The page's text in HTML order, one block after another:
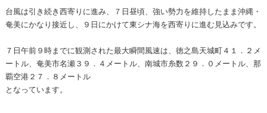
台風は引き続き西寄りに進み、７日昼頃、強い勢力を維持したまま沖縄・
奄美にかなり接近し、９日にかけて東シナ海を西寄りに進む見込みです。
７日午前９時までに観測された最大瞬間風速は、徳之島天城町４１．２メ
ートル、奄美市名瀬３９．４メートル、南城市糸数２９．０メートル、那
覇空港２７．８メートル
となっています。